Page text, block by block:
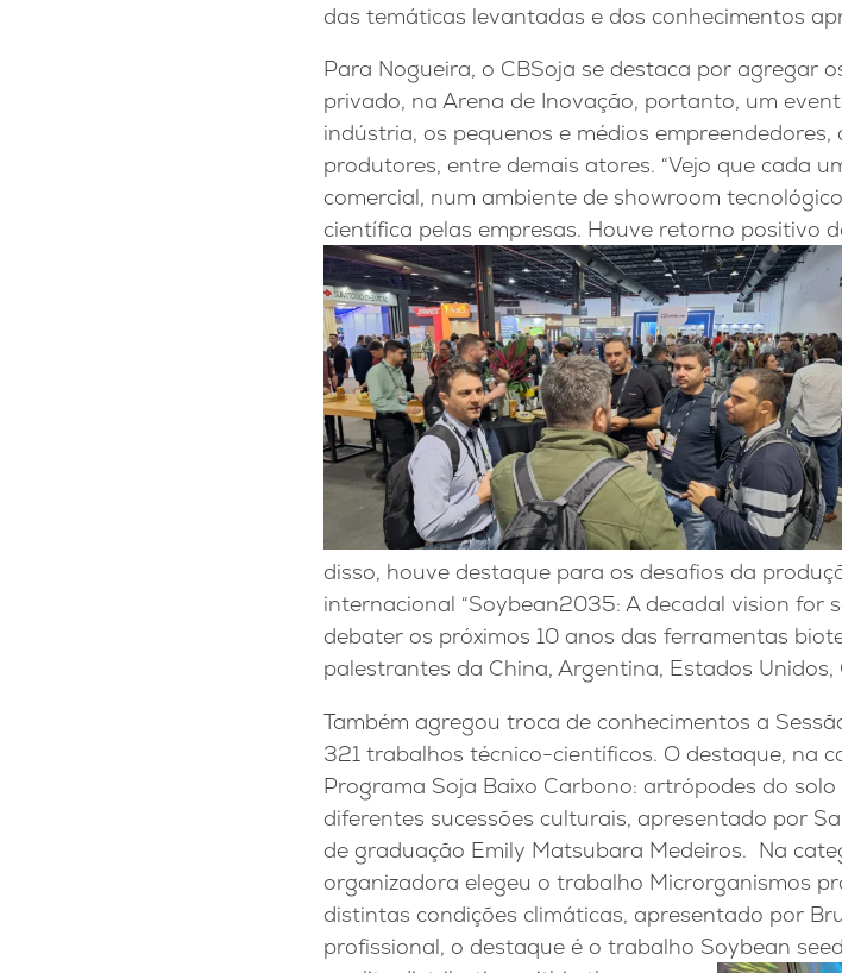
das temáticas levantadas e dos conhecimentos
Para Nogueira, o CBSoja se destaca por agregar
privado, na Arena de Inovação, portanto, um
indústria, os pequenos e médios
produtores, entre demais atores. “Vejo que cada
comercial, num ambiente de showroom
científica pelas empresas. Houve retorno positivo
disso, houve destaque para os desafios da
internacional “Soybean2035: A decadal vision for
debater os próximos 10 anos das ferramentas
palestrantes da China, Argentina, Estados Unidos,
Também agregou troca de conhecimentos a
321 trabalhos técnico-científicos. O destaque, na
Programa Soja Baixo Carbono: artrópodes do
diferentes sucessões culturais, apresentado por
de graduação Emily Matsubara Medeiros. Na
organizadora elegeu o trabalho Microrganismos
distintas condições climáticas, apresentado por
profissional, o destaque é o trabalho Soybean